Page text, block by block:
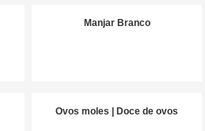
Manjar Branco
Ovos moles | Doce de ovos